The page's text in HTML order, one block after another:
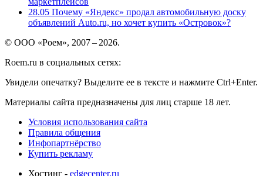
28.05 Почему «Яндекс» продал автомобильную доску
объявлений Auto.ru, но хочет купить «Островок»?
© ООО «Роем», 2007 – 2026.
Roem.ru в социальных сетях:
Увидели опечатку? Выделите ее в тексте и нажмите Ctrl+Enter.
Материалы сайта предназначены для лиц старше 18 лет.
Условия использования сайта
Правила общения
Инфопартнёрство
Купить рекламу
Хостинг - edgecenter.ru